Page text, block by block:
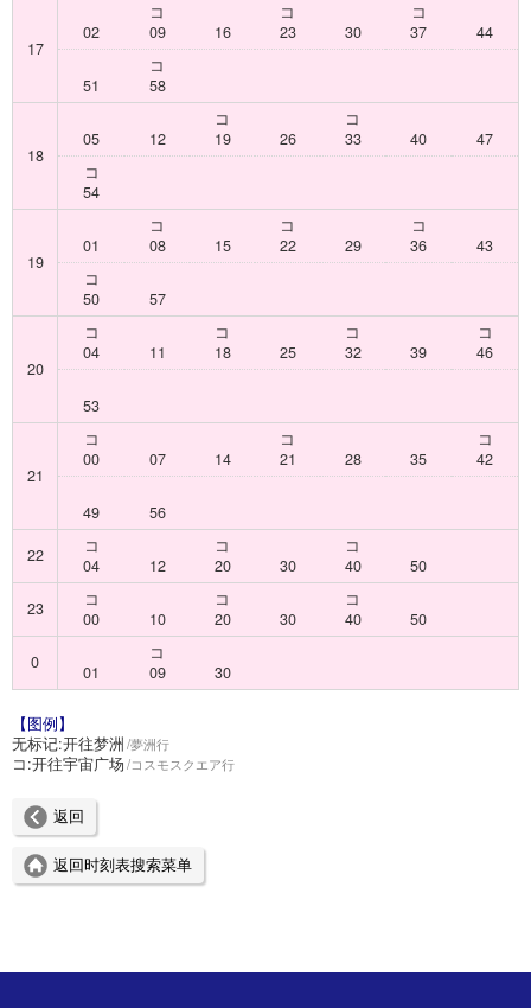
17
02
コ
09
16
コ
23
30
コ
37
44
51
コ
58
18
05 12
コ
19
26
コ
33
40
47
コ
54
19
01
コ
08
15
コ
22
29
コ
36
43
コ
50
57
20
コ
04
11
コ
18
25
コ
32
39
コ
46
53
21
コ
00
07 14
コ
21
28 35
コ
42
49
56
22
コ
04
12
コ
20
30
コ
40
50
23
コ
00
10
コ
20
30
コ
40
50
0
01
コ
09
30
【图例】
无标记:开往梦洲 夢洲行
コ:开往宇宙广场 コスモスクエア行
返回
返回时刻表搜索菜单